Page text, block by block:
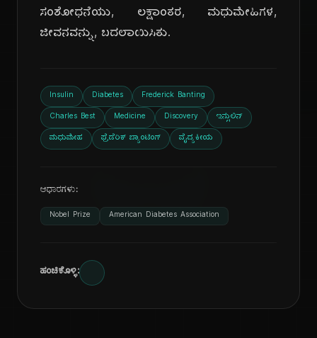
ದಿ
ಸಂಶೋಧನೆಯು, ಲಕ್ಷಾಂತರ, ಮಧುಮೇಹಿಗಳ,
ಜೀವನವನ್ನು, ಬದಲಾಯಿಸಿತು.
Insulin Diabetes Frederick Banting
Charles Best Medicine Discovery ಇನ್ಸುಲಿನ್
ಮಧುಮೇಹ ಫ್ರೆಡೆರಿಕ್ ಬ್ಯಾಂಟಿಂಗ್ ವೈದ್ಯಕೀಯ
ಆಧಾರಗಳು:
Nobel Prize American Diabetes Association
ಹಂಚಿಕೊಳ್ಳಿ: